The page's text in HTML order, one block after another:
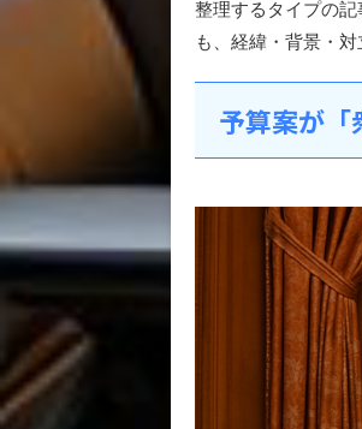
整理するタイプの
も、経緯・背景・
予算案が「